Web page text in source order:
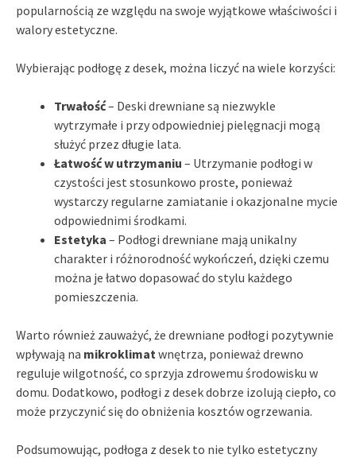
popularnością ze względu na swoje wyjątkowe właściwości i
walory estetyczne.
Wybierając podłogę z desek, można liczyć na wiele korzyści:
Trwałość– Deski drewniane są niezwykle
wytrzymałe i przy odpowiedniej pielęgnacji mogą
służyć przez długie lata.
Łatwość w utrzymaniu – Utrzymanie podłogi w
czystości jest stosunkowo proste, ponieważ
wystarczy regularne zamiatanie i okazjonalne mycie
odpowiednimi środkami.
Estetyka – Podłogi drewniane mają unikalny
charakter i różnorodność wykończeń, dzięki czemu
można je łatwo dopasować do stylu każdego
pomieszczenia.
Warto również zauważyć, że drewniane podłogi pozytywnie
wpływają na mikroklimat wnętrza, ponieważ drewno
reguluje wilgotność, co sprzyja zdrowemu środowisku w
domu. Dodatkowo, podłogi z desek dobrze izolują ciepło, co
może przyczynić się do obniżenia kosztów ogrzewania.
Podsumowując, podłoga z desek to nie tylko estetyczny